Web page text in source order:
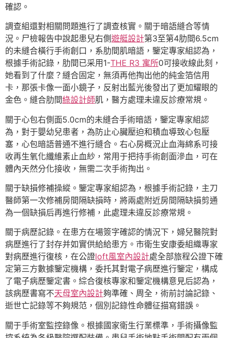
確認。
調查組還對相關問題進行了調查核實。關于暗語縫合等情
況。尸檢報告中說起患兒右側遊艇設計第3至第4肋間6.5cm
的未縫合橫行手術創口，系肋間肌暗語，鑒定專家組認為，
根據手術記錄，肋間已采用1-THE R3 寓所0可接收線此刻，
她看到了什麼？縫合固定，無須再他掏出他的純金箔信用
卡，那張卡像一面小鏡子，反射出藍光後發出了更加耀眼的
金色。縫合肋間綠設計師肌，醫方處理未違反診療常規。
關于心包右側面5.0cm的未縫合手術暗語，鑒定專家組認
為，對于嬰幼兒患者，為防止心臟壓迫和積血導致心包壓
塞，心包暗語普通不進行縫合。右心房概況止血海綿系可接
收再生氧化纖維素止血紗，常用于把持手術創面滲血，可在
體內天然分化接收，無需二次手術掏出。
關于缺損修補操縱。鑒定專家組認為，根據手術記錄，主刀
醫師第一次修補房間隔缺損時，將兩處附近房間隔缺損剪通
為一個缺損后再進行修補，此處理未違反診療常規。
關于病歷記錄。在患方在場簽字確認的情況下，婦兒醫院對
病歷進行了封存并如實供給給患方。市衛生安康委組織專家
對病歷進行復核，在公證loft風室內設計處全部旅程公證下確
定第三方數據鑒定機構，委托其對電子病歷進行鑒定，構成
了電子病歷鑒定書。綜合復核專家和鑒定機構意見后認為，
該病歷書寫不天母室內設計夠準確、周全，術前討論記錄、
逝世亡記錄等不夠規范，個別記錄性命體征描寫錯誤。
關于手術室監控錄像。根據國家衛生行業標準，手術攝像監